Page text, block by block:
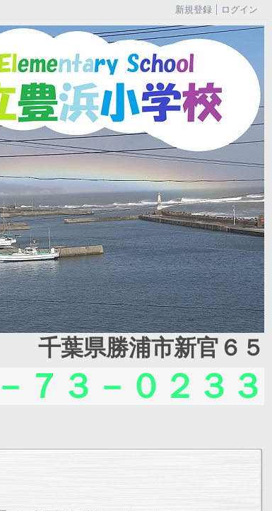
新規登録 ログイン
千葉県勝浦市新官６５
７３－０２３３